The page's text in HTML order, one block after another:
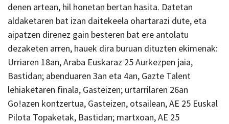
denen artean, hil honetan bertan hasita. Datetan
aldaketaren bat izan daitekeela ohartarazi dute, eta
aipatzen direnez gain besteren bat ere antolatu
dezaketen arren, hauek dira buruan dituzten ekimenak:
Urriaren 18an, Araba Euskaraz 25 Aurkezpen jaia,
Bastidan; abenduaren 3an eta 4an, Gazte Talent
lehiaketaren finala, Gasteizen; urtarrilaren 26an
Go!azen kontzertua, Gasteizen, otsailean, AE 25 Euskal
Pilota Topaketak, Bastidan; martxoan, AE 25